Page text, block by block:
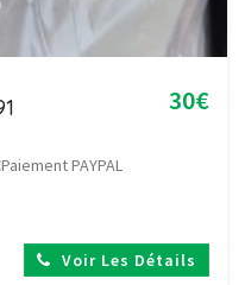
30€
PAYPAL
Voir Les Détails